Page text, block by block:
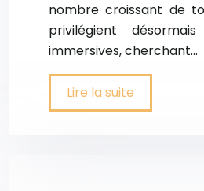
nombre croissant de
privilégient
immersives, cherchant…
Lire la suite